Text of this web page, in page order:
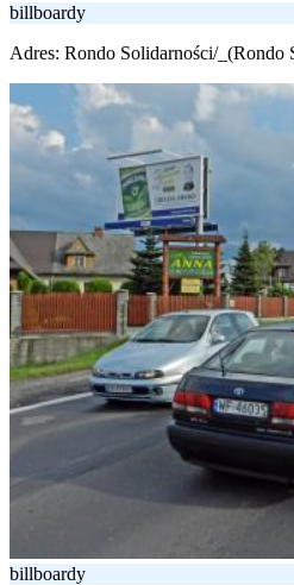
billboardy
Adres: Rondo Solidarności/_(Rondo
billboardy